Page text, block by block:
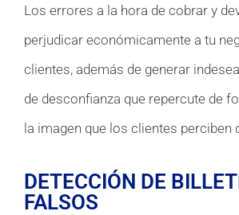
Los errores a la hora de cobrar y
perjudicar económicamente a tu
clientes, además de generar
de desconfianza que repercute de
la imagen que los clientes perciben
DETECCIÓN DE
FALSOS